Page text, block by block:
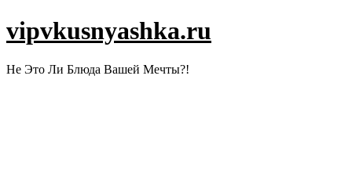
vipvkusnyashka.ru
Не Это Ли Блюда Вашей Мечты?!